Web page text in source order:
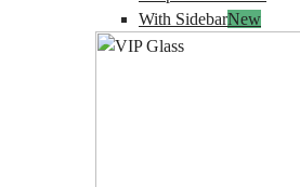
With SidebarNew